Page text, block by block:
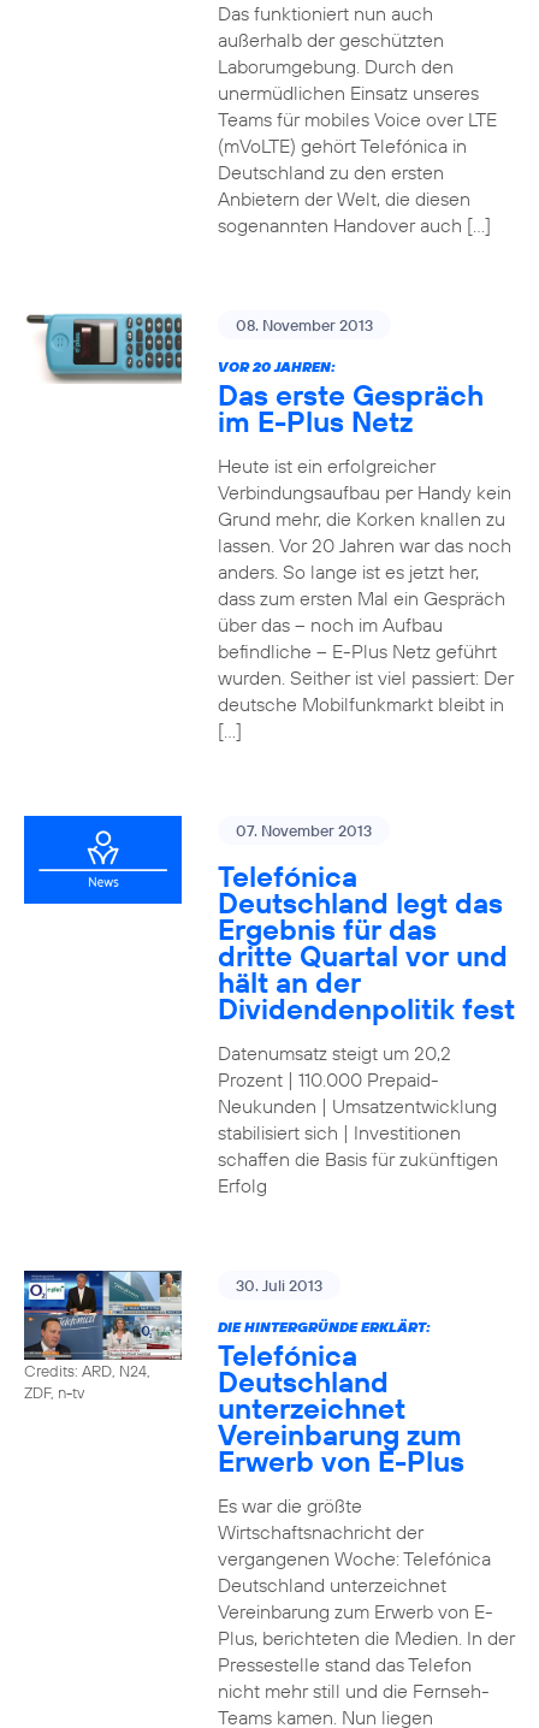
Das funktioniert nun auch
außerhalb der geschützten
Laborumgebung. Durch den
unermüdlichen Einsatz unseres
Teams für mobiles Voice over LTE
(mVoLTE) gehört Telefónica in
Deutschland zu den ersten
Anbietern der Welt, die diesen
sogenannten Handover auch […]
08. November 2013
VOR 20 JAHREN:
Das erste Gespräch
im E-Plus Netz
Heute ist ein erfolgreicher
Verbindungsaufbau per Handy kein
Grund mehr, die Korken knallen zu
lassen. Vor 20 Jahren war das noch
anders. So lange ist es jetzt her,
dass zum ersten Mal ein Gespräch
über das – noch im Aufbau
befindliche – E-Plus Netz geführt
wurden. Seither ist viel passiert: Der
deutsche Mobilfunkmarkt bleibt in
[…]
07. November 2013
Telefónica
Deutschland legt das
Ergebnis für das
dritte Quartal vor und
hält an der
Dividendenpolitik fest
Datenumsatz steigt um 20,2
Prozent | 110.000 Prepaid-
Neukunden | Umsatzentwicklung
stabilisiert sich | Investitionen
schaffen die Basis für zukünftigen
Erfolg
Credits: ARD, N24,
ZDF, n-tv
30. Juli 2013
DIE HINTERGRÜNDE ERKLÄRT:
Telefónica
Deutschland
unterzeichnet
Vereinbarung zum
Erwerb von E-Plus
Es war die größte
Wirtschaftsnachricht der
vergangenen Woche: Telefónica
Deutschland unterzeichnet
Vereinbarung zum Erwerb von E-
Plus, berichteten die Medien. In der
Pressestelle stand das Telefon
nicht mehr still und die Fernseh-
Teams kamen. Nun liegen